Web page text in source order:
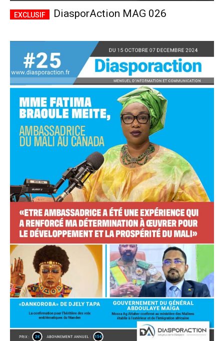
Accès complet
$22 / anplaceholder text
Tous les articles
Annonces
ANNUEL MENSUEL
CHOISIR LE FORFAIT
DiasporAction MAG 026